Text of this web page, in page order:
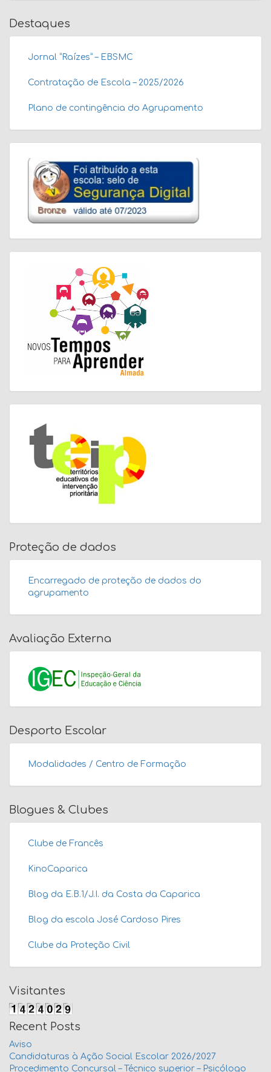
Destaques
Jornal “Raízes” – EBSMC
Contratação de Escola – 2025/2026
Plano de contingência do Agrupamento
Proteção de dados
Encarregado de proteção de dados do
agrupamento
Avaliação Externa
Desporto Escolar
Modalidades / Centro de Formação
Blogues & Clubes
Clube de Francês
KinoCaparica
Blog da E.B.1/J.I. da Costa da Caparica
Blog da escola José Cardoso Pires
Clube da Proteção Civil
Visitantes
Recent Posts
Aviso
Candidaturas à Ação Social Escolar 2026/2027
Procedimento Concursal – Técnico superior – Psicólogo